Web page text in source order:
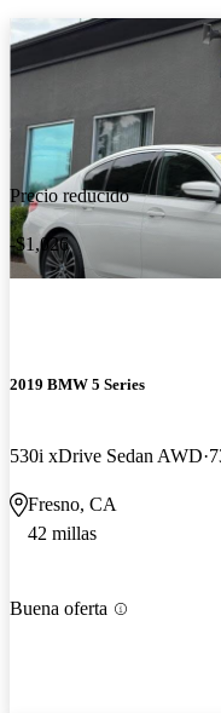
Precio reducido
-$1,026
2019 BMW 5 Series
530i xDrive Sedan AWD
Fresno, CA
42 millas
Buena oferta